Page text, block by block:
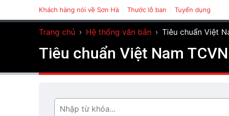
Khách hàng nói về Sơn Hà Thước lỗ ban Tuyển dụng
Trang chủ › Hệ thống văn bản › Tiêu chuẩn Việt
Tiêu chuẩn Việt Nam
Tìm